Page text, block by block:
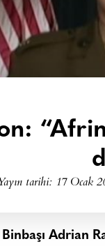
tarihi: 17 Ocak
Adrian